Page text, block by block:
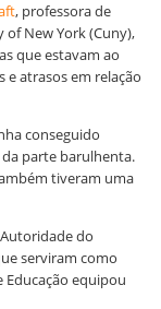
, professora de
of New York (Cuny),
que estavam ao
atrasos em relação
conseguido
da parte barulhenta.
tiveram uma
do
serviram como
equipou